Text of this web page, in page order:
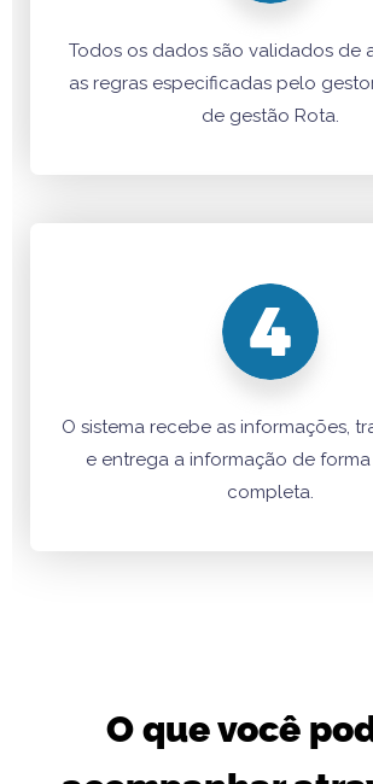
Todos os dados são validados de
as regras especificadas pelo
de gestão Rota.
O sistema recebe as informações,
e entrega a informação de
completa.
O que você